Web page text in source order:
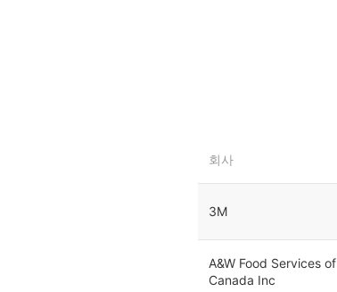
회사
3M
A&W Food Services of
Canada Inc